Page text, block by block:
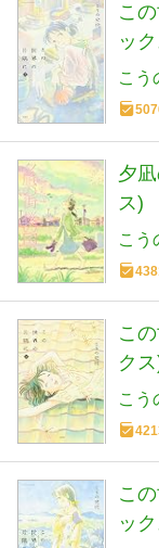
こ
ッ
こう
夕
ス)
こう
こ
ク
こう
こ
ッ